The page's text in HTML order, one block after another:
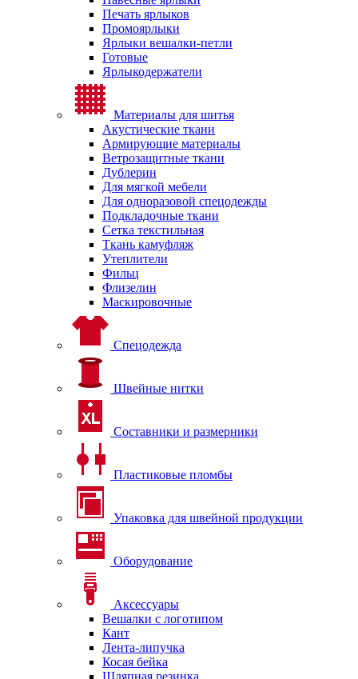
Печать ярлыков
Промоярлыки
Ярлыки вешалки-петли
Готовые
Ярлыкодержатели
Материалы для шитья
Акустические ткани
Армирующие материалы
Ветрозащитные ткани
Дублерин
Для мягкой мебели
Для одноразовой спецодежды
Подкладочные ткани
Сетка текстильная
Ткань камуфляж
Утеплители
Фильц
Флизелин
Маскировочные
Спецодежда
Швейные нитки
Составники и размерники
Пластиковые пломбы
Упаковка для швейной продукции
Оборудование
Аксессуары
Вешалки с логотипом
Кант
Лента-липучка
Косая бейка
Шляпная резинка